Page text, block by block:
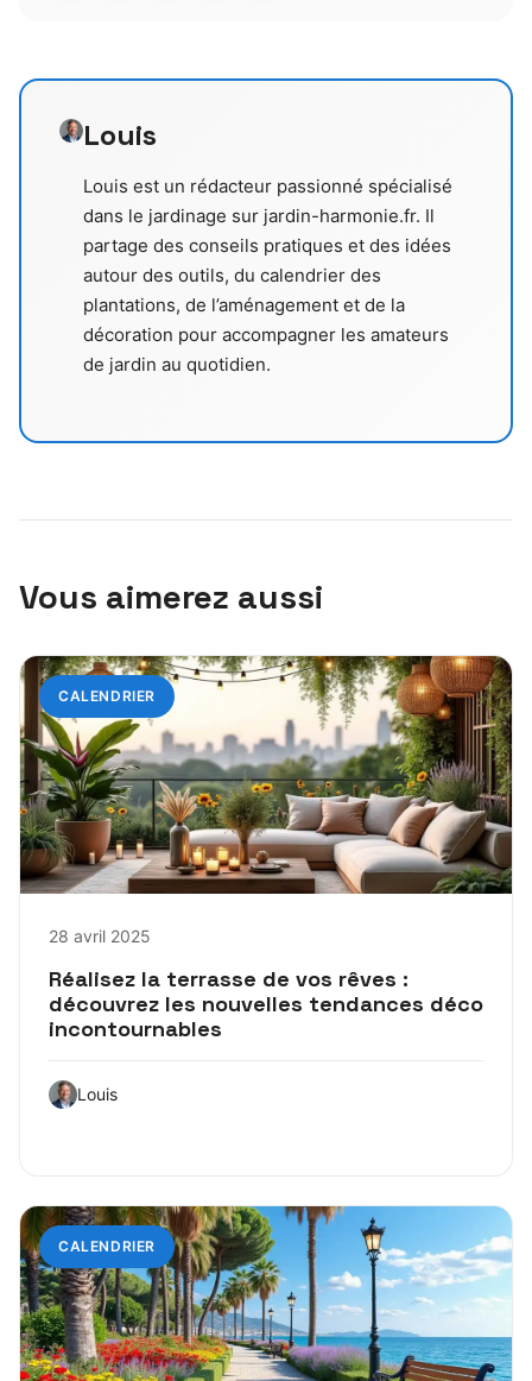
Louis
Louis est un rédacteur passionné spécialisé
dans le jardinage sur jardin-harmonie.fr. Il
partage des conseils pratiques et des idées
autour des outils, du calendrier des
plantations, de l’aménagement et de la
décoration pour accompagner les amateurs
de jardin au quotidien.
Vous aimerez aussi
CALENDRIER
28 avril 2025
Réalisez la terrasse de vos rêves :
découvrez les nouvelles tendances déco
incontournables
Louis
CALENDRIER